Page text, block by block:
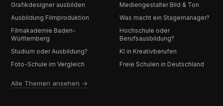
Grafikdesigner ausbilden
Mediengestalter Bild & Ton
Ausbildung Filmproduktion
Was macht ein Stagemanager?
Filmakademie Baden-
Württemberg
Hochschule oder
Berufsausbildung?
Studium oder Ausbildung?
KI in Kreativberufen
Foto-Schule im Vergleich
Freie Schulen in Deutschland
Alle Themen ansehen →